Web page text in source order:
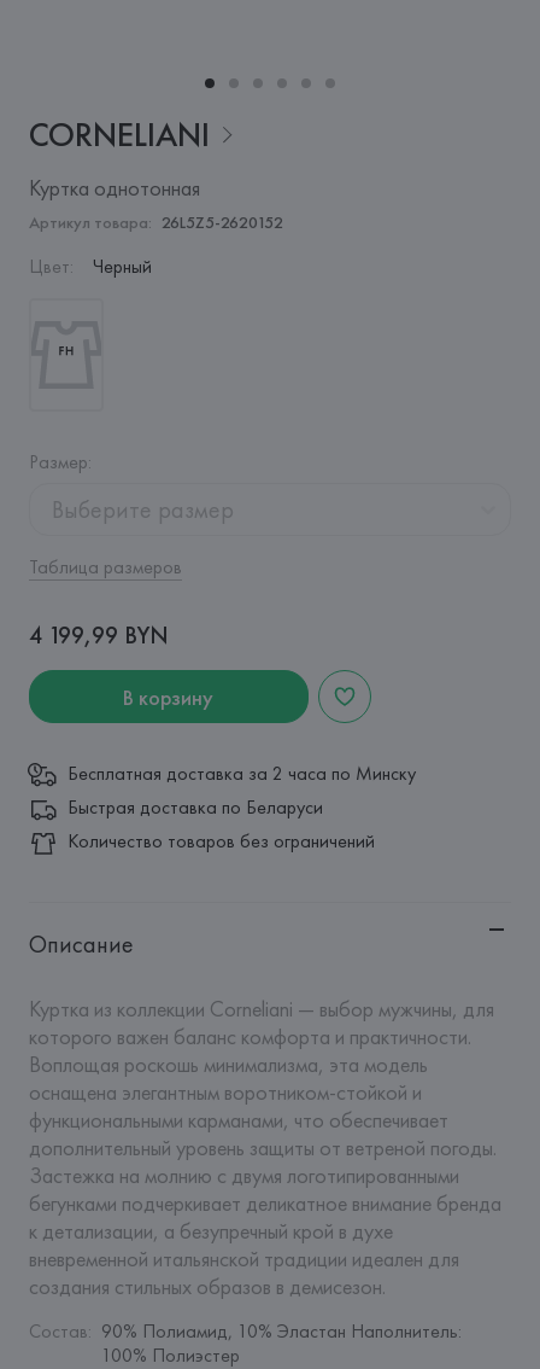
CORNELIANI
Куртка однотонная
Артикул товара: 26L5Z5-2620152
Цвет: Черный
Размер:
Выберите размер
Таблица размеров
4 199,99 BYN
В корзину
Бесплатная доставка за 2 часа по Минску
Быстрая доставка по Беларуси
Количество товаров без ограничений
Описание
Куртка из коллекции Corneliani — выбор мужчины, для
которого важен баланс комфорта и практичности.
Воплощая роскошь минимализма, эта модель
оснащена элегантным воротником-стойкой и
функциональными карманами, что обеспечивает
дополнительный уровень защиты от ветреной погоды.
Застежка на молнию с двумя логотипированными
бегунками подчеркивает деликатное внимание бренда
к детализации, а безупречный крой в духе
вневременной итальянской традиции идеален для
создания стильных образов в демисезон.
Состав: 90% Полиамид, 10% Эластан Наполнитель:
100% Полиэстер